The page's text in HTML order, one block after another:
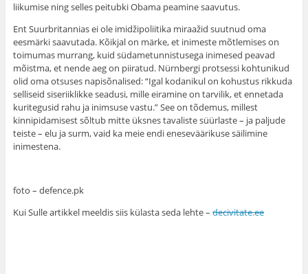
liikumise ning selles peitubki Obama peamine saavutus.
Ent Suurbritannias ei ole imidžipoliitika miraažid suutnud oma
eesmärki saavutada. Kõikjal on märke, et inimeste mõtlemises on
toimumas murrang, kuid südametunnistusega inimesed peavad
mõistma, et nende aeg on piiratud. Nürnbergi protsessi kohtunikud
olid oma otsuses napisõnalised: “Igal kodanikul on kohustus rikkuda
selliseid siseriiklikke seadusi, mille eiramine on tarvilik, et ennetada
kuritegusid rahu ja inimsuse vastu.” See on tõdemus, millest
kinnipidamisest sõltub mitte üksnes tavaliste süürlaste – ja paljude
teiste – elu ja surm, vaid ka meie endi eneseväärikuse säilimine
inimestena.
foto – defence.pk
Kui Sulle artikkel meeldis siis külasta seda lehte – decivitate.ee